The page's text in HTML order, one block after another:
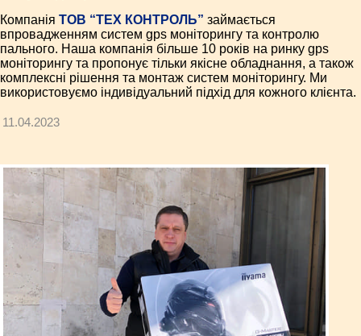
Компанія ТОВ “ТЕХ КОНТРОЛЬ” займається
впровадженням систем gps моніторингу та контролю
пального. Наша компанія більше 10 років на ринку gps
моніторингу та пропонує тільки якісне обладнання, а також
комплексні рішення та монтаж систем моніторингу. Ми
використовуємо індивідуальний підхід для кожного клієнта.
11.04.2023